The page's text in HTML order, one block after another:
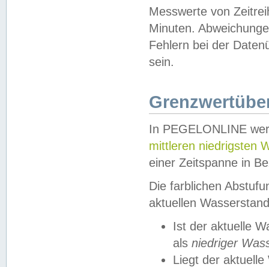
Messwerte von
Minuten.
Fehlern bei der
sein.
In PEGELONLINE
mittleren niedrigsten
einer Zeitspanne in
Die farblichen
aktuellen
Ist der aktuelle
als niedriger
Liegt der